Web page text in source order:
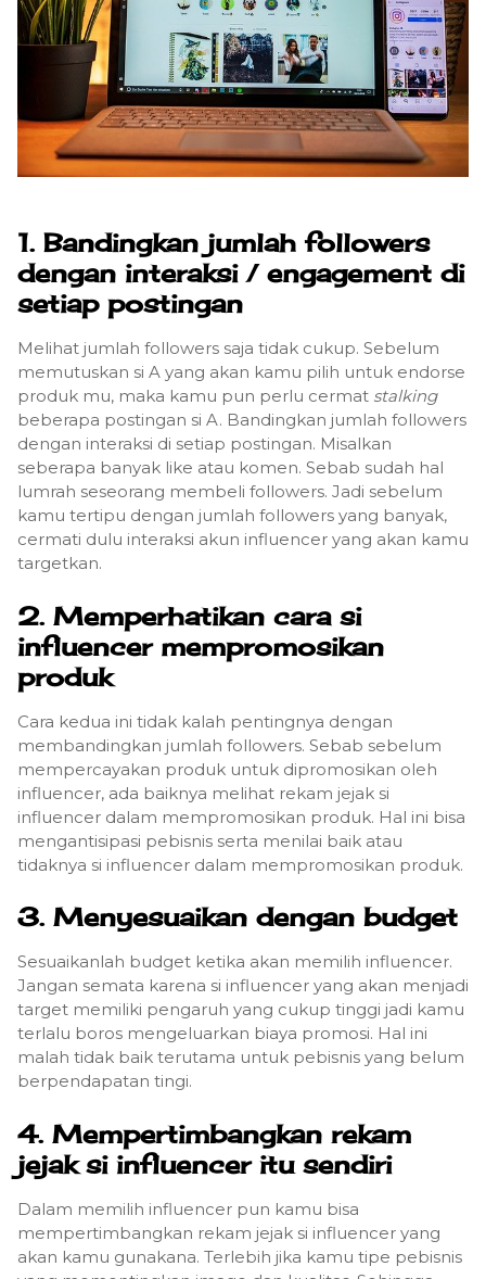
1. Bandingkan jumlah followers
dengan interaksi / engagement di
setiap postingan
Melihat jumlah followers saja tidak cukup. Sebelum
memutuskan si A yang akan kamu pilih untuk endorse
produk mu, maka kamu pun perlu cermat stalking
beberapa postingan si A. Bandingkan jumlah followers
dengan interaksi di setiap postingan. Misalkan
seberapa banyak like atau komen. Sebab sudah hal
lumrah seseorang membeli followers. Jadi sebelum
kamu tertipu dengan jumlah followers yang banyak,
cermati dulu interaksi akun influencer yang akan kamu
targetkan.
2. Memperhatikan cara si
influencer mempromosikan
produk
Cara kedua ini tidak kalah pentingnya dengan
membandingkan jumlah followers. Sebab sebelum
mempercayakan produk untuk dipromosikan oleh
influencer, ada baiknya melihat rekam jejak si
influencer dalam mempromosikan produk. Hal ini bisa
mengantisipasi pebisnis serta menilai baik atau
tidaknya si influencer dalam mempromosikan produk.
3. Menyesuaikan dengan budget
Sesuaikanlah budget ketika akan memilih influencer.
Jangan semata karena si influencer yang akan menjadi
target memiliki pengaruh yang cukup tinggi jadi kamu
terlalu boros mengeluarkan biaya promosi. Hal ini
malah tidak baik terutama untuk pebisnis yang belum
berpendapatan tingi.
4. Mempertimbangkan rekam
jejak si influencer itu sendiri
Dalam memilih influencer pun kamu bisa
mempertimbangkan rekam jejak si influencer yang
akan kamu gunakana. Terlebih jika kamu tipe pebisnis